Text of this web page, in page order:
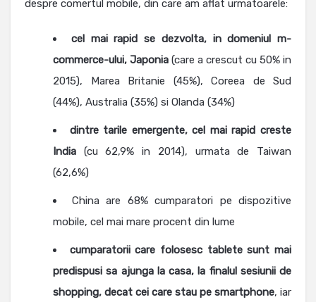
despre comertul mobile, din care am aflat urmatoarele:
cel mai rapid se dezvolta, in domeniul m-
commerce-ului, Japonia (care a crescut cu 50% in
2015), Marea Britanie (45%), Coreea de Sud
(44%), Australia (35%) si Olanda (34%)
dintre tarile emergente, cel mai rapid creste
India (cu 62,9% in 2014), urmata de Taiwan
(62,6%)
China are 68% cumparatori pe dispozitive
mobile, cel mai mare procent din lume
cumparatorii care folosesc tablete sunt mai
predispusi sa ajunga la casa, la finalul sesiunii de
shopping, decat cei care stau pe smartphone, iar